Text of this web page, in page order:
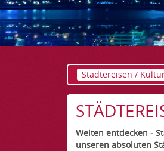
Städtereisen /
Welten entdecken -
unseren absoluten